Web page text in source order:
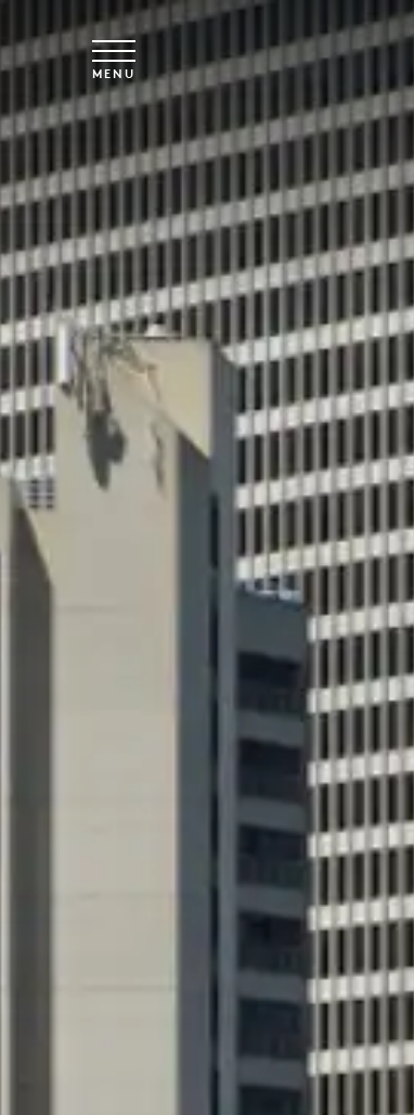
Saltar para o conteúdo principal
MENU